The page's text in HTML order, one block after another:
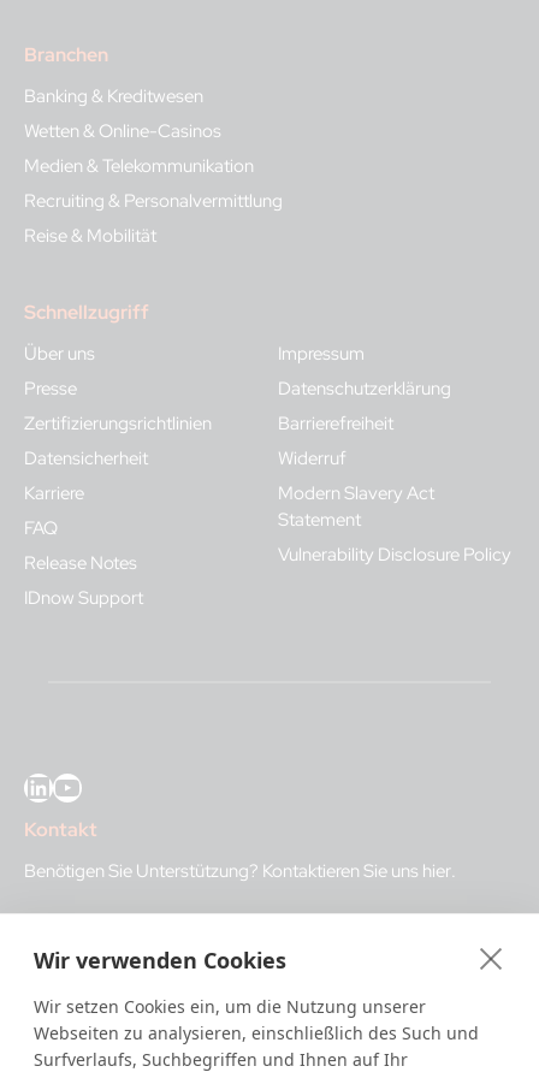
und Asien. Philippe Morel hält einen MBA der Harvard
Business School sowie einen Abschluss in Finance der HEC
sein Engagement im Bereich Identitätsmanagement.
Branchen
Banking & Kreditwesen
Wetten & Online-Casinos
Medien & Telekommunikation
Recruiting & Personalvermittlung
Reise & Mobilität
Schnellzugriff
Über uns
Presse
Zertifizierungsrichtlinien
Datensicherheit
Karriere
FAQ
Release Notes
IDnow Support
Impressum
Datenschutzerklärung
Barrierefreiheit
Widerruf
Modern Slavery Act
Statement
Vulnerability Disclosure Policy
LinkedIn YouTube
Kontakt
Benötigen Sie Unterstützung? Kontaktieren Sie uns hier.
Auenstraße 100, 80469 Munich, Germany
Geschäftszeiten
dent-Center
Wir verwenden Cookies
Wir setzen Cookies ein, um die Nutzung unserer
Webseiten zu analysieren, einschließlich des Such und
Surfverlaufs, Suchbegriffen und Ihnen auf Ihr